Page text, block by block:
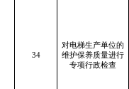
34
对电梯生产单位的
维护保养质量进行
专项行政检查